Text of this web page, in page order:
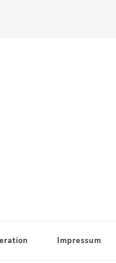
Impressum